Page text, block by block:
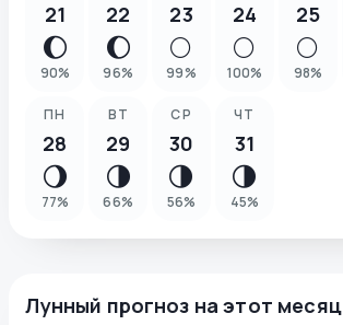
21
🌔
90%
22
🌔
96%
23
🌕
99%
24
🌕
100%
25
🌕
98%
ПН
28
🌖
77%
ВТ
29
🌗
66%
СР
30
🌗
56%
ЧТ
31
🌗
45%
Лунный прогноз на этот месяц